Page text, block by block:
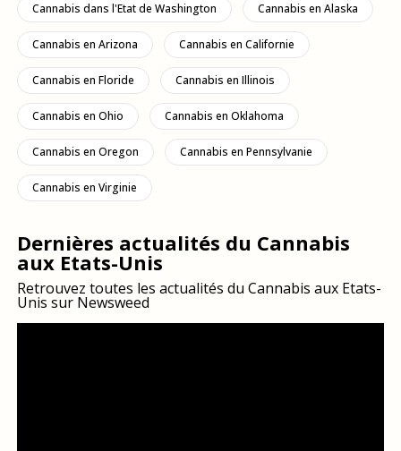
Cannabis dans l'Etat de Washington Cannabis en Alaska
Cannabis en Arizona Cannabis en Californie
Cannabis en Floride Cannabis en Illinois
Cannabis en Ohio Cannabis en Oklahoma
Cannabis en Oregon Cannabis en Pennsylvanie
Cannabis en Virginie
Dernières actualités du Cannabis
aux Etats-Unis
Retrouvez toutes les actualités du Cannabis aux Etats-
Unis sur Newsweed